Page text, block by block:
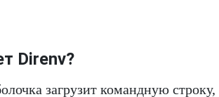
Direnv?
загрузит командную строку,